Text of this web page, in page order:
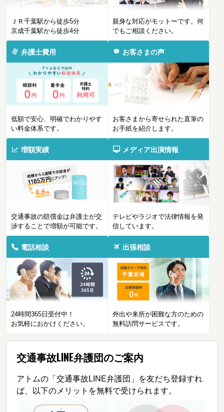
ＪＲ千葉駅から徒歩5分
京成千葉駅から徒歩4分
親身な対応がモットーです。何
でもご相談ください。
弁護士費用
低額で安心、明確でわかりやす
い料金体系です。
お客さまの声
お客さまから寄せられた直筆の
お手紙を紹介します。
増額実績
交通事故の賠償金は弁護士が交
渉することで増額が可能です。
メディア出演情報
テレビやラジオで法律情報を発
信しています。
電話相談
24時間365日受付中！
お気軽におかけください。
出張相談
外出や来所が困難な方のための
無料訪問サービスです。
交通事故LINE弁護団のご案内
アトムの「交通事故LINE弁護団」を友だち登録すれ
ば、以下のメリットを無料で受けられます。